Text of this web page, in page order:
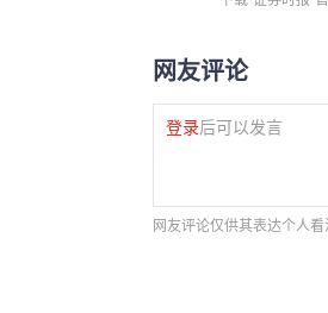
网友评论
登录后可以发言
网友评论仅供其表达个人